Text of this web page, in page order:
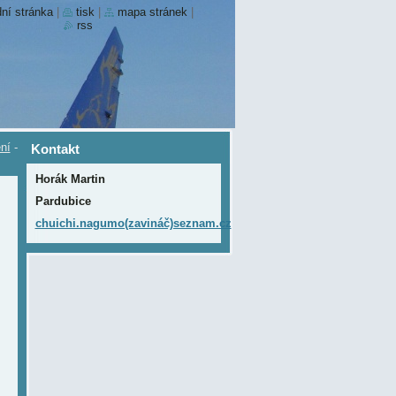
-
Kontakt
Horák Martin
Pardubice
chuichi.nagumo(zavináč)seznam.cz
stránka tisk mapa stránek
rss